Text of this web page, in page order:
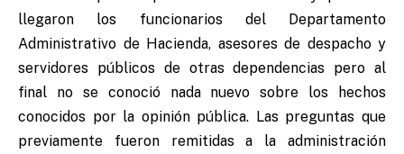
llegaron los funcionarios del Departamento
Administrativo de Hacienda, asesores de despacho y
servidores públicos de otras dependencias pero al
final no se conoció nada nuevo sobre los hechos
conocidos por la opinión pública. Las preguntas que
previamente fueron remitidas a la administración